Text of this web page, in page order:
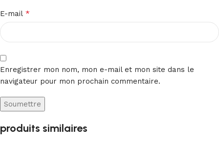
E-mail *
Enregistrer mon nom, mon e-mail et mon site dans le
navigateur pour mon prochain commentaire.
produits similaires